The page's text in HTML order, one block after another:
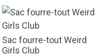
Sac fourre-tout Weird
Girls Club